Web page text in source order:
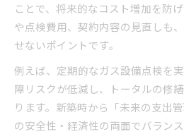
ことで、将来的なコスト増加を防
や点検費用、契約内容の見直しも
せないポイントです。
例えば、定期的なガス設備点検を
障リスクが低減し、トータルの修
ります。新築時から「未来の支出
の安全性・経済性の両面でバラン